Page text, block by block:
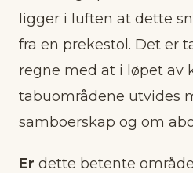
ligger i luften at dette
fra en prekestol. Det er
regne med at i løpet av
tabuområdene utvides
samboerskap og om
Er dette betente